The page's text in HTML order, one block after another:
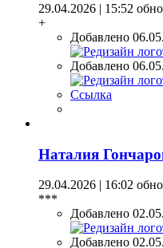
29.04.2026 | 15:52
+
Добавлено
Добавлено
Ссылка
Наталия
29.04.2026 | 16:02
***
Добавлено
Добавлено